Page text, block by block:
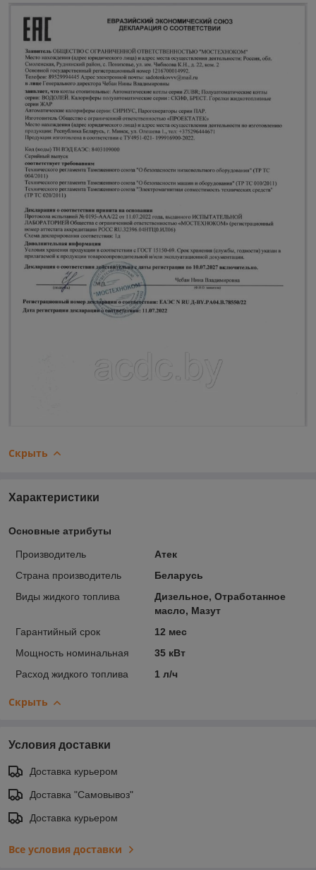
Скрыть
Характеристики
Основные атрибуты
Производитель
Атек
Страна производитель
Беларусь
Виды жидкого топлива
Дизельное, Отработанное
масло, Мазут
Гарантийный срок
12 мес
Мощность номинальная
35 кВт
Расход жидкого топлива
1 л/ч
Скрыть
Условия доставки
Доставка курьером
Доставка "Самовывоз"
Доставка курьером
Все условия доставки